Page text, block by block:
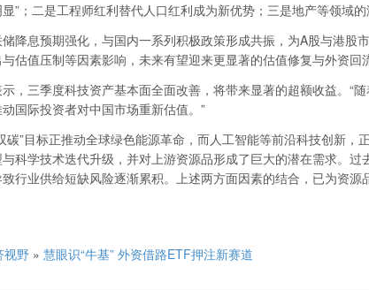
”；二是工程师红利替代人口红利成为新优势；三是地产等领域的
息预期强化，与国内一系列积极政策形成共振，为A股与港股
估值压制等因素影响，未来有望迎来更显著的估值修复与外资回
三季度科技资产基本面全面改善，将带来显著的超额收益。“
国际投资者对中国市场重新估值。”
”目标正推动全球绿色能源革命，而人工智能等前沿科技创新，
科学技术迭代升级，并对上游资源品形成了巨大的潜在需求。
行业供给短缺风险逐渐累积。上述两方面因素的结合，已为资
视野 » 慧眼识“牛基” 外资借路ETF押注新赛道